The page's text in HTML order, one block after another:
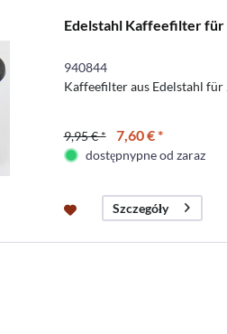
Edelstahl Kaffeefilter für
940844
Kaffeefilter aus Edelstahl für
9,95 € * 7,60 € *
dostępnypne od zaraz
Szczegóły